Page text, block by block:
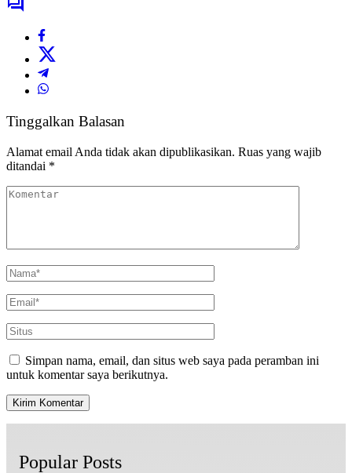
Tinggalkan Balasan
Alamat email Anda tidak akan dipublikasikan. Ruas yang wajib
ditandai *
Simpan nama, email, dan situs web saya pada peramban ini
untuk komentar saya berikutnya.
Popular Posts